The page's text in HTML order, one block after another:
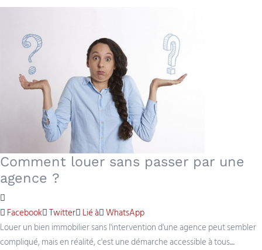
Comment louer sans passer par une
agence ?
Facebook Twitter Lié à WhatsApp
Louer un bien immobilier sans l'intervention d'une agence peut sembler
compliqué, mais en réalité, c'est une démarche accessible à tous....